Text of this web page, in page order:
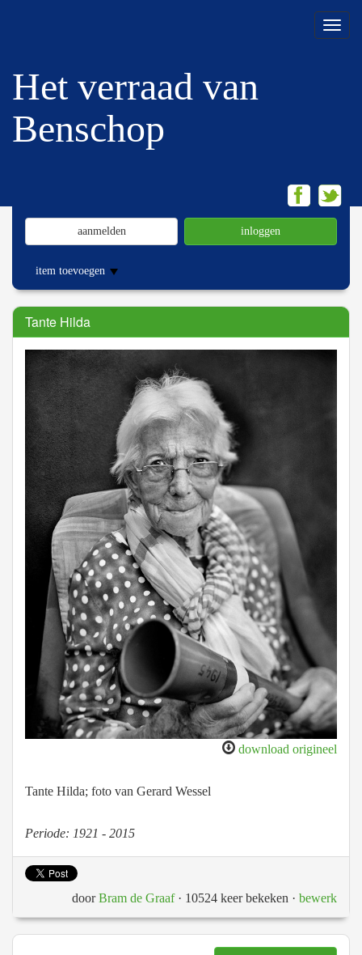
Menu
Het verraad van
Benschop
aanmelden inloggen
item toevoegen
Tante Hilda
download origineel
Tante Hilda; foto van Gerard Wessel
Periode: 1921 - 2015
doorBram de Graaf· 10524 keer bekeken · bewerk